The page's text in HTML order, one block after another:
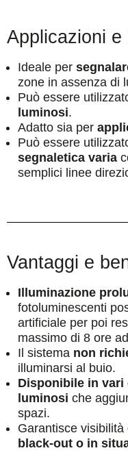
Applicazioni e
Ideale per
zone in assenza di
Può essere
luminosi.
Adatto sia per
Può essere
segnaletica varia
semplici linee
Vantaggi e
Illuminazione
fotoluminescenti
artificiale per poi
massimo di 8 ore
Il sistema non
illuminarsi al buio.
Disponibile in vari
luminosi che
spazi.
Garantisce visibilità
black-out o in